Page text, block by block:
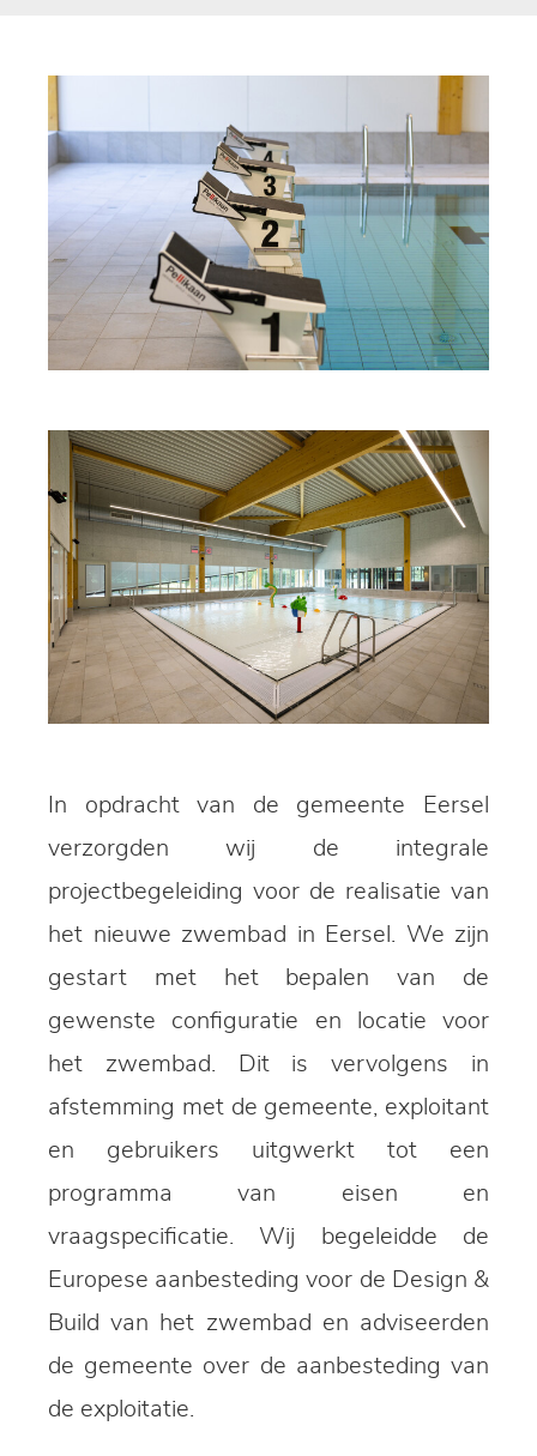
In opdracht van de gemeente Eersel
verzorgden wij de integrale
projectbegeleiding voor de realisatie van
het nieuwe zwembad in Eersel. We zijn
gestart met het bepalen van de
gewenste configuratie en locatie voor
het zwembad. Dit is vervolgens in
afstemming met de gemeente, exploitant
en gebruikers uitgwerkt tot een
programma van eisen en
vraagspecificatie. Wij begeleidde de
Europese aanbesteding voor de Design &
Build van het zwembad en adviseerden
de gemeente over de aanbesteding van
de exploitatie.